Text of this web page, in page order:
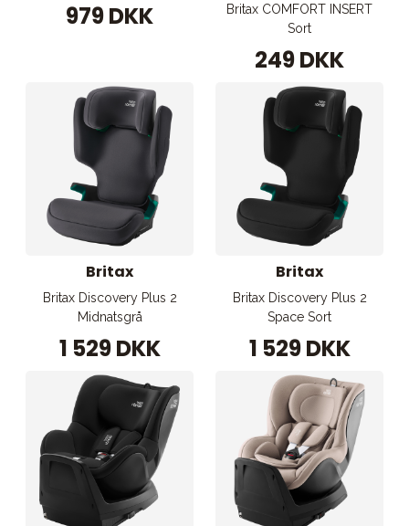
979 DKK
Britax COMFORT INSERT
Sort
249 DKK
Britax
Britax Discovery Plus 2
Midnatsgrå
1 529 DKK
Britax
Britax Discovery Plus 2
Space Sort
1 529 DKK